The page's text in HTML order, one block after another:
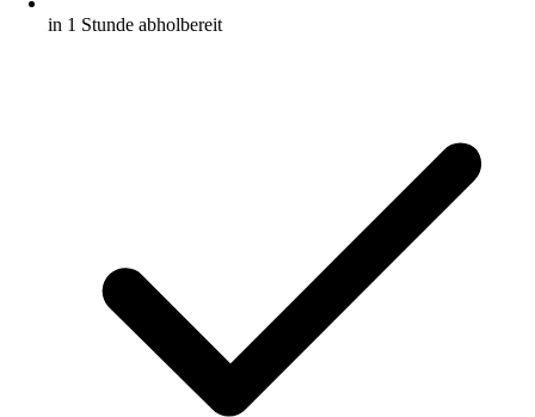
in 1 Stunde abholbereit